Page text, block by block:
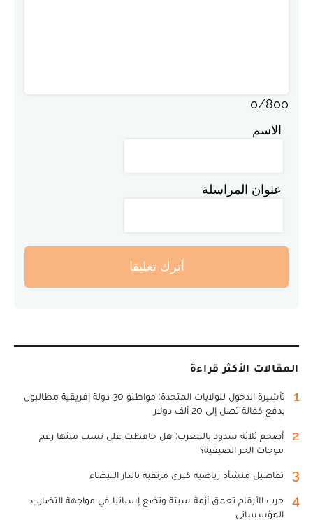
0/800
الاسم
عنوان المراسلة
أترك تعليقا
المقالات الأكثر قراءة
1
تأشيرة الدخول للولايات المتحدة: مواطنو 30 دولة إفريقية مطالبون
بدفع كفالة تصل إلى 20 ألف دولار
2
أضخم ثلاثة سدود بالمغرب: هل حافظت على نسب ملئها رغم
موجات الحر الصيفية؟
3 تفاصيل منشأة رياضية كبرى مرتقبة بالدار البيضاء
4
حرب الأرقام تعمق أزمة سبتة وتضع إسبانيا في مواجهة التضارب
المؤسساتي